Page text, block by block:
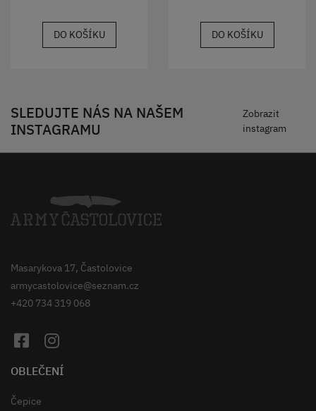
DO KOŠÍKU DO KOŠÍKU
SLEDUJTE NÁS NA NAŠEM
INSTAGRAMU
Zobrazit
instagram
Masarykova 17, Častolovice
armycastolovice@seznam.cz
+420 734 319 068
OBLEČENÍ
Čepice